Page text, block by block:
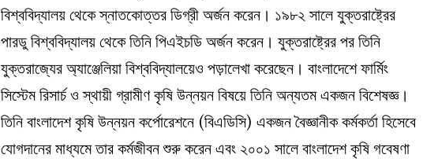
বিশ্ববিদ্যালয় থেকে স্নাতকোত্তর ডিগ্রী অর্জন করেন। ১৯৮২ সালে যুক্তরাষ্ট্রের
পারডু বিশ্ববিদ্যালয় থেকে তিনি পিএইচডি অর্জন করেন। যুক্তরাষ্ট্রের পর তিনি
যুক্তরাজ্যের অ্যাঞ্জেলিয়া বিশ্ববিদ্যালয়েও পড়ালেখা করেছেন। বাংলাদেশে ফার্মিং
সিস্টেম রিসার্চ ও স্থায়ী গ্রামীণ কৃষি উন্নয়ন বিষয়ে তিনি অন্যতম একজন বিশেষজ্ঞ।
তিনি বাংলাদেশ কৃষি উন্নয়ন কর্পোরেশনে (বিএডিসি) একজন বৈজ্ঞানীক কর্মকর্তা হিসেবে
যোগদানের মাধ্যমে তার কর্মজীবন শুরু করেন এবং ২০০১ সালে বাংলাদেশ কৃষি গবেষণা